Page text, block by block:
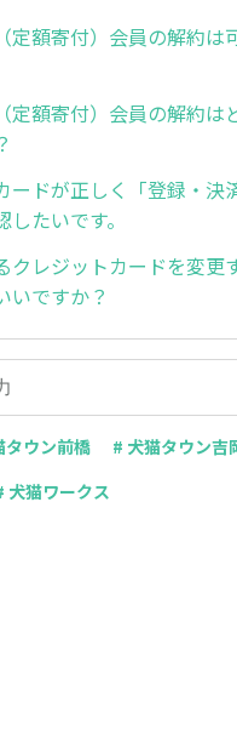
定額寄付）会員の解約は
定額寄付）会員の解約は
ードが正しく「登録・決
たいです。
クレジットカードを変更
いですか？
タウン前橋 # 犬猫タウン吉
犬猫ワークス